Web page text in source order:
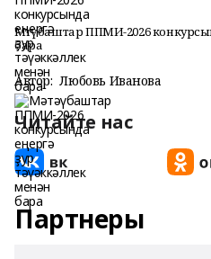
Мәтәүбаштар ППМИ-2026
бара
Автор: Любовь Иванова
Читайте нас
Партнеры